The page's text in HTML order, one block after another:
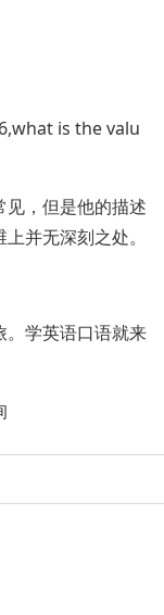
is the valu
，但是他的描述
并无深刻之处。
。学英语口语就来